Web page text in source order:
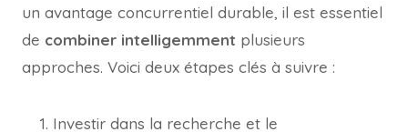
un avantage concurrentiel durable, il est essentiel
de combiner intelligemment plusieurs
approches. Voici deux étapes clés à suivre :
Investir dans la recherche et le